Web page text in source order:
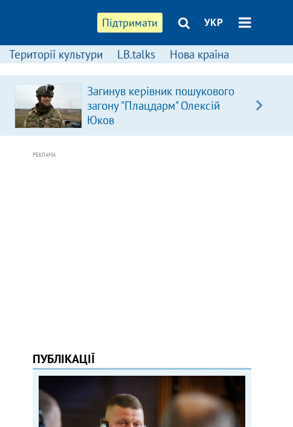
Підтримати УКР
Території культури LB.talks Нова країна
Загинув керівник пошукового
загону "Плацдарм" Олексій
Юков
РЕКЛАМА
ПУБЛІКАЦІЇ